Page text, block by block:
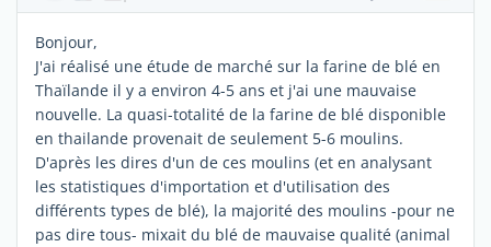
Bonjour,
J'ai réalisé une étude de marché sur la farine de blé en
Thaïlande il y a environ 4-5 ans et j'ai une mauvaise
nouvelle. La quasi-totalité de la farine de blé disponible
en thailande provenait de seulement 5-6 moulins.
D'après les dires d'un de ces moulins (et en analysant
les statistiques d'importation et d'utilisation des
différents types de blé), la majorité des moulins -pour ne
pas dire tous- mixait du blé de mauvaise qualité (animal